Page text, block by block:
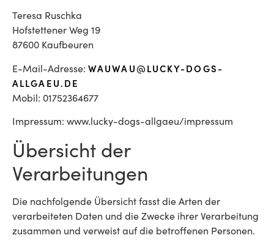
Teresa Ruschka
Hofstettener Weg 19
87600 Kaufbeuren
E-Mail-Adresse: WAUWAU@LUCKY-DOGS-
ALLGAEU.DE
Mobil: 01752364677
Impressum: www.lucky-dogs-allgaeu/impressum
Übersicht der
Verarbeitungen
Die nachfolgende Übersicht fasst die Arten der
verarbeiteten Daten und die Zwecke ihrer Verarbeitung
zusammen und verweist auf die betroffenen Personen.